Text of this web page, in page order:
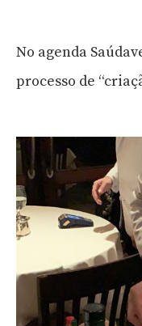
No agenda
processo de